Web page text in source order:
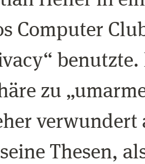
Computer
zu
verwundert
Thesen,